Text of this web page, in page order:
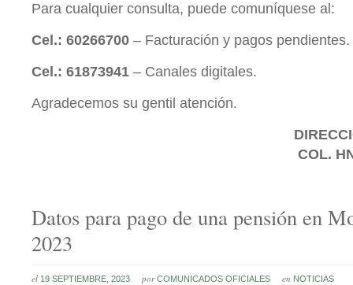
Para cualquier consulta, puede comuníquese al:
Cel.: 60266700 – Facturación y pagos pendientes.
Cel.: 61873941 – Canales digitales.
Agradecemos su gentil atención.
COL.
Datos para pago de una pensión en
2023
el 19 SEPTIEMBRE, 2023 por COMUNICADOS OFICIALES en NOTICIAS